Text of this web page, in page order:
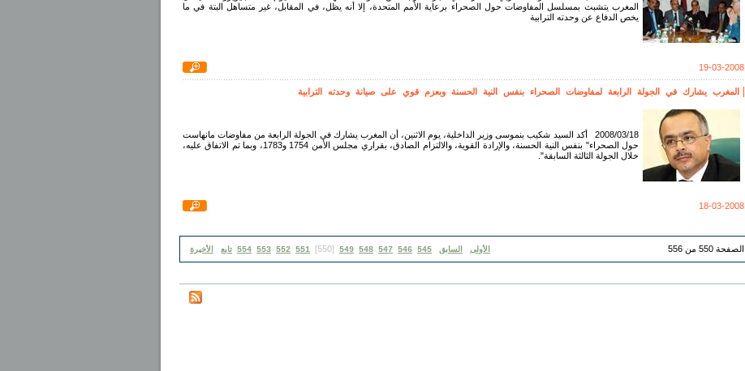
المغرب يتشبث بمسلسل المفاوضات حول الصحراء برعاية الأمم المتحدة، إلا أنه يظل، في المقابل، غير متساهل البتة في ما
يخص الدفاع عن وحدته الترابية
19-03-2008
المغرب يشارك في الجولة الرابعة لمفاوضات الصحراء بنفس النية الحسنة وبعزم قوي على صيانة وحدته الترابية
2008/03/18 أكد السيد شكيب بنموسى وزير الداخلية، يوم الاثنين، أن المغرب يشارك في الجولة الرابعة من مفاوضات مانهاست
حول الصحراء" بنفس النية الحسنة، والإرادة القوية، والالتزام الصادق، بقراري مجلس الأمن 1754 و1783، وبما تم الاتفاق عليه،
خلال الجولة الثالثة السابقة".
18-03-2008
الصفحة 550 من 556 الأولى السابق 545
546
547
548
549
[550]
551
552
553
554 تابع الأخيرة